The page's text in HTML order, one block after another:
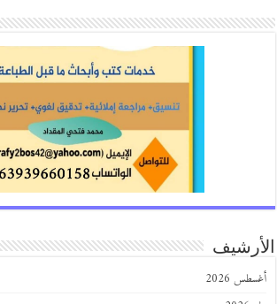
الأرشيف
أغسطس 2026